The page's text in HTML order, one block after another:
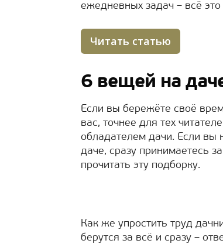
ежедневных задач – всё
Читать статью
6 вещей на
Если вы бережёте своё
вас, точнее для тех
обладателем дачи. Если вы
даче, сразу принимаетесь
прочитать эту подборку.
Как же упростить труд
берутся за всё и сразу –